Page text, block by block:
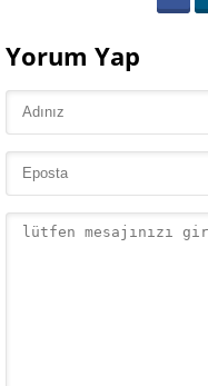
Yorum Yap